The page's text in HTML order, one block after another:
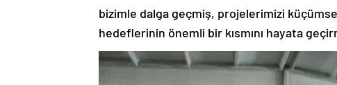
bizimle dalga geçmiş, projelerimizi
hedeflerinin önemli bir kısmını hayata